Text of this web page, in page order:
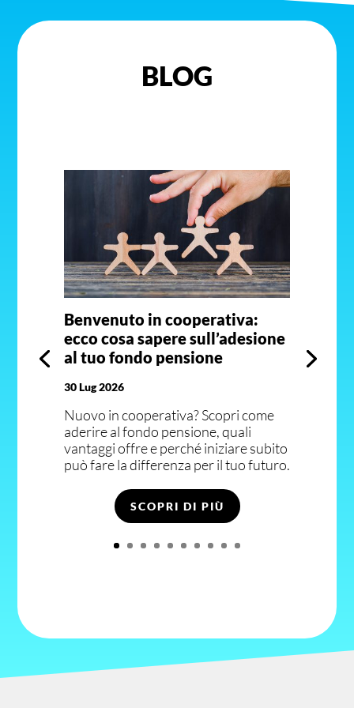
BLOG
Benvenuto in cooperativa:
ecco cosa sapere sull’adesione
al tuo fondo pensione
30 Lug 2026
Nuovo in cooperativa? Scopri come
aderire al fondo pensione, quali
vantaggi offre e perché iniziare subito
può fare la differenza per il tuo futuro.
SCOPRI DI PIÙ